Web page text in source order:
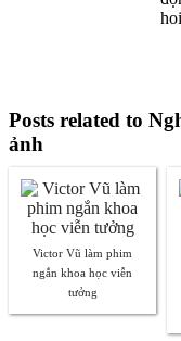
Posts related to
ảnh
Victor Vũ làm phim
ngắn khoa học viễn
tưởng